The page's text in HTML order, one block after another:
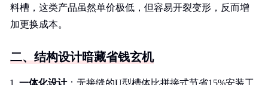
料槽，这类产品虽然单价极低，但容易开裂变形，反而增
加更换成本。
二、结构设计暗藏省钱玄机
一体化设计：无接缝的U型槽体比拼接式节省15%安装工